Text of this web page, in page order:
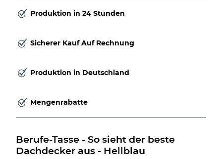
Produktion in 24 Stunden
Sicherer Kauf Auf Rechnung
Produktion in Deutschland
Mengenrabatte
Berufe-Tasse - So sieht der beste
Dachdecker aus - Hellblau